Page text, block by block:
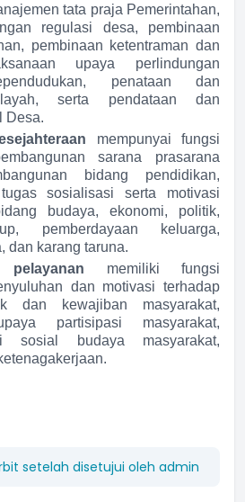
tata praja Pemerintahan,
regulasi desa, pembinaan
pembinaan ketentraman dan
upaya perlindungan
penataan dan
serta pendataan dan
Desa.
mempunyai fungsi
sarana prasarana
bidang pendidikan,
sosialisasi serta motivasi
budaya, ekonomi, politik,
pemberdayaan keluarga,
dan karang taruna.
memiliki fungsi
dan motivasi terhadap
dan kewajiban masyarakat,
partisipasi masyarakat,
sosial budaya masyarakat,
setelah disetujui oleh admin